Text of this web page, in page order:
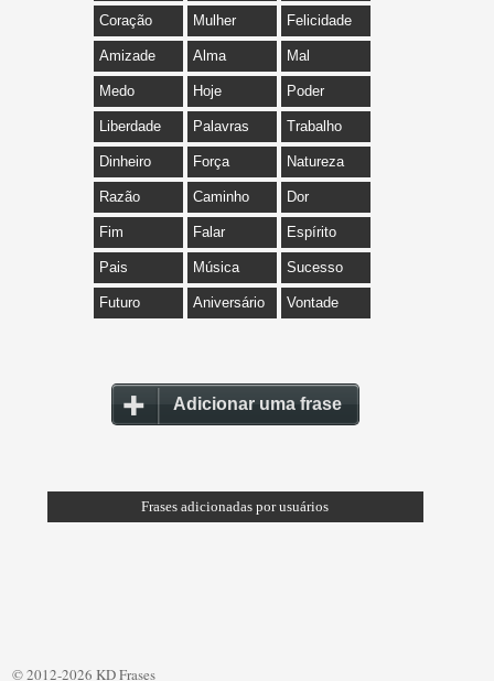
Coração Mulher Felicidade
Amizade Alma Mal
Medo Hoje Poder
Liberdade Palavras Trabalho
Dinheiro Força Natureza
Razão Caminho Dor
Fim Falar Espírito
Pais Música Sucesso
Futuro Aniversário Vontade
Adicionar uma frase
Frases adicionadas por usuários
© 2012-2026 KD Frases